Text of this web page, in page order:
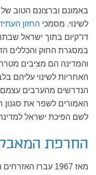
באמונם וברצונם הטוב של
לשינוי. מסמכי החזון
דו־קיום בתוך ישראל
במסגרת החוק והכללים
והמדינה הם מציבים מטרה
האחריות לשינוי עליהם
הנדרשים מהערבים עצמם
האמורים לשפר את סגנון
לשם הפיכת ישראל
החרפת
מאז 1967 עברו